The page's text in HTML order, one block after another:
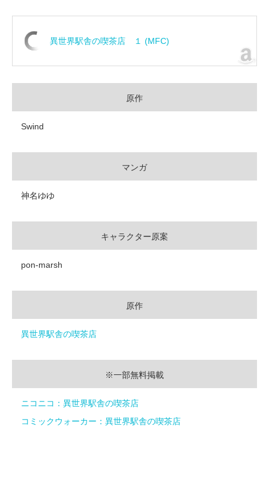
異世界駅舎の喫茶店 １ (MFC)
原作
Swind
マンガ
神名ゆゆ
キャラクター原案
pon-marsh
原作
異世界駅舎の喫茶店
※一部無料掲載
ニコニコ：異世界駅舎の喫茶店
コミックウォーカー：異世界駅舎の喫茶店